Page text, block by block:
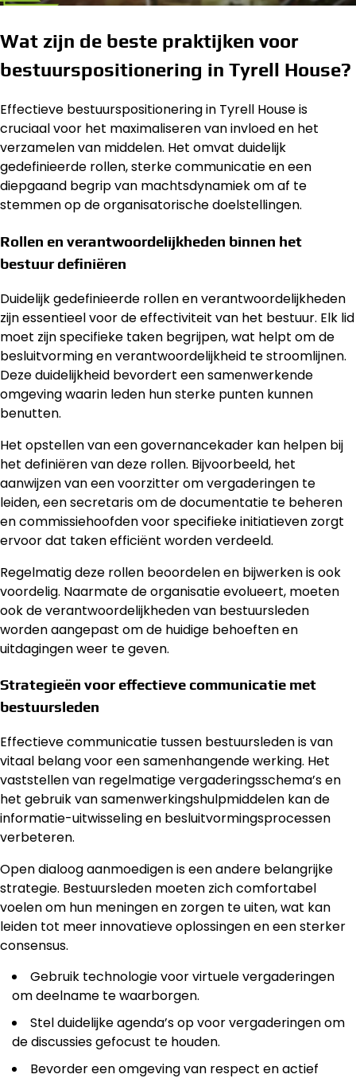
Wat zijn de beste praktijken voor
bestuurspositionering in Tyrell House?
Effectieve bestuurspositionering in Tyrell House is
cruciaal voor het maximaliseren van invloed en het
verzamelen van middelen. Het omvat duidelijk
gedefinieerde rollen, sterke communicatie en een
diepgaand begrip van machtsdynamiek om af te
stemmen op de organisatorische doelstellingen.
Rollen en verantwoordelijkheden binnen het
bestuur definiëren
Duidelijk gedefinieerde rollen en verantwoordelijkheden
zijn essentieel voor de effectiviteit van het bestuur. Elk lid
moet zijn specifieke taken begrijpen, wat helpt om de
besluitvorming en verantwoordelijkheid te stroomlijnen.
Deze duidelijkheid bevordert een samenwerkende
omgeving waarin leden hun sterke punten kunnen
benutten.
Het opstellen van een governancekader kan helpen bij
het definiëren van deze rollen. Bijvoorbeeld, het
aanwijzen van een voorzitter om vergaderingen te
leiden, een secretaris om de documentatie te beheren
en commissiehoofden voor specifieke initiatieven zorgt
ervoor dat taken efficiënt worden verdeeld.
Regelmatig deze rollen beoordelen en bijwerken is ook
voordelig. Naarmate de organisatie evolueert, moeten
ook de verantwoordelijkheden van bestuursleden
worden aangepast om de huidige behoeften en
uitdagingen weer te geven.
Strategieën voor effectieve communicatie met
bestuursleden
Effectieve communicatie tussen bestuursleden is van
vitaal belang voor een samenhangende werking. Het
vaststellen van regelmatige vergaderingsschema’s en
het gebruik van samenwerkingshulpmiddelen kan de
informatie-uitwisseling en besluitvormingsprocessen
verbeteren.
Open dialoog aanmoedigen is een andere belangrijke
strategie. Bestuursleden moeten zich comfortabel
voelen om hun meningen en zorgen te uiten, wat kan
leiden tot meer innovatieve oplossingen en een sterker
consensus.
Gebruik technologie voor virtuele vergaderingen
om deelname te waarborgen.
Stel duidelijke agenda’s op voor vergaderingen om
de discussies gefocust te houden.
Bevorder een omgeving van respect en actief